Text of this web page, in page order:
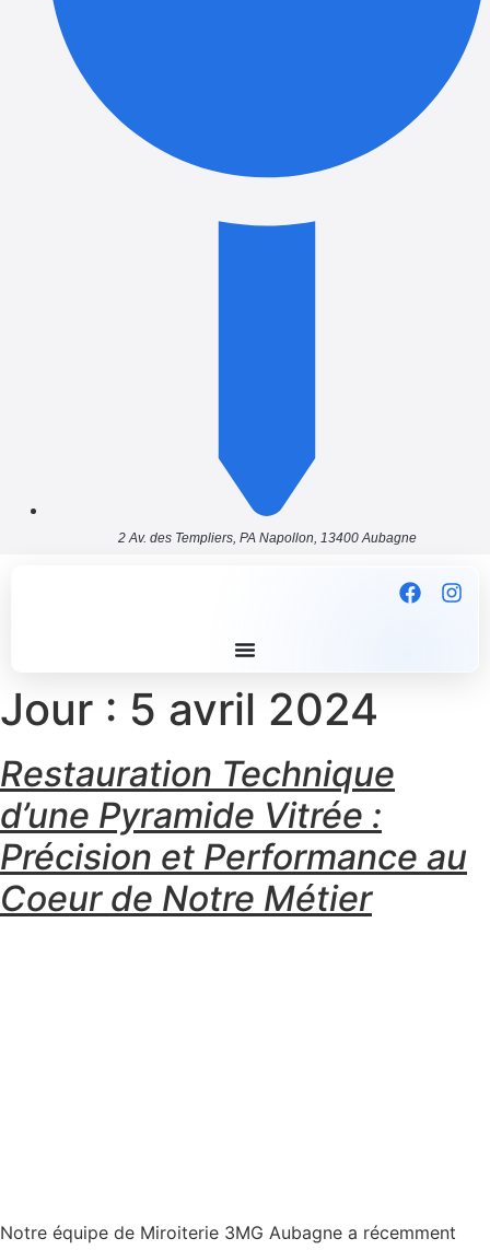
2 Av. des Templiers, PA Napollon, 13400 Aubagne
Jour : 5 avril 2024
Restauration Technique
d’une Pyramide Vitrée :
Précision et Performance au
Coeur de Notre Métier
Notre équipe de Miroiterie 3MG Aubagne a récemment